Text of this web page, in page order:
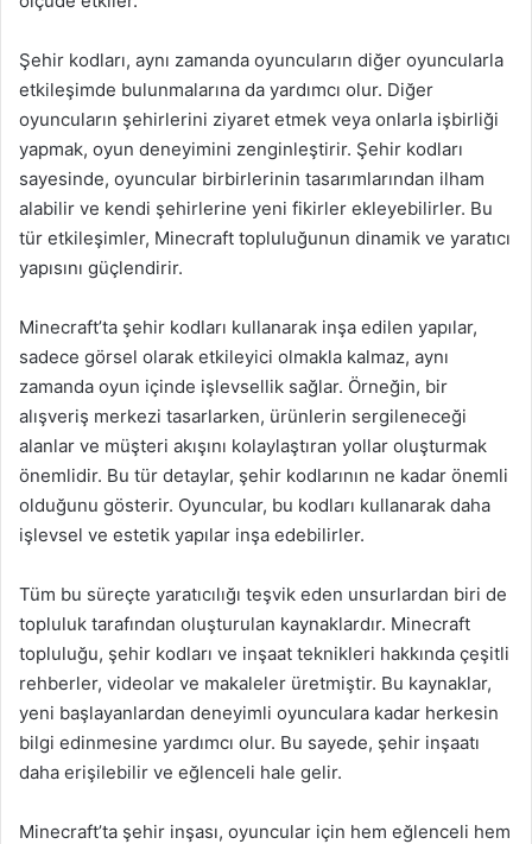
Şehir kodları, aynı zamanda oyuncuların diğer oyuncularla
etkileşimde bulunmalarına da yardımcı olur. Diğer
oyuncuların şehirlerini ziyaret etmek veya onlarla işbirliği
yapmak, oyun deneyimini zenginleştirir. Şehir kodları
sayesinde, oyuncular birbirlerinin tasarımlarından ilham
alabilir ve kendi şehirlerine yeni fikirler ekleyebilirler. Bu
tür etkileşimler, Minecraft topluluğunun dinamik ve yaratıcı
yapısını güçlendirir.
Minecraft’ta şehir kodları kullanarak inşa edilen yapılar,
sadece görsel olarak etkileyici olmakla kalmaz, aynı
zamanda oyun içinde işlevsellik sağlar. Örneğin, bir
alışveriş merkezi tasarlarken, ürünlerin sergileneceği
alanlar ve müşteri akışını kolaylaştıran yollar oluşturmak
önemlidir. Bu tür detaylar, şehir kodlarının ne kadar önemli
olduğunu gösterir. Oyuncular, bu kodları kullanarak daha
işlevsel ve estetik yapılar inşa edebilirler.
Tüm bu süreçte yaratıcılığı teşvik eden unsurlardan biri de
topluluk tarafından oluşturulan kaynaklardır. Minecraft
topluluğu, şehir kodları ve inşaat teknikleri hakkında çeşitli
rehberler, videolar ve makaleler üretmiştir. Bu kaynaklar,
yeni başlayanlardan deneyimli oyunculara kadar herkesin
bilgi edinmesine yardımcı olur. Bu sayede, şehir inşaatı
daha erişilebilir ve eğlenceli hale gelir.
Minecraft’ta şehir inşası, oyuncular için hem eğlenceli hem